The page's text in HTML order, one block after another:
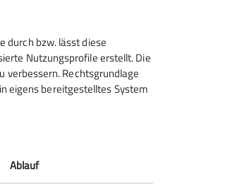
durch bzw. lässt diese
Nutzungsprofile erstellt. Die
verbessern. Rechtsgrundlage
eigens bereitgestelltes System
Ablauf